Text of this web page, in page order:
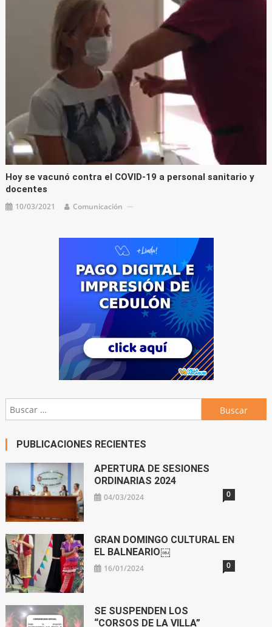
Hoy se vacunó contra el COVID-19 a personal sanitario y
docentes
10/03/2021 Comunicación
Buscar:
PUBLICACIONES RECIENTES
APERTURA DE SESIONES
ORDINARIAS 2024
04/03/2024 0
GRAN DOMINGO CULTURAL EN
EL BALNEARIO￼
16/01/2024 0
SE SUSPENDEN LOS
“CORSOS DE LA VILLA”